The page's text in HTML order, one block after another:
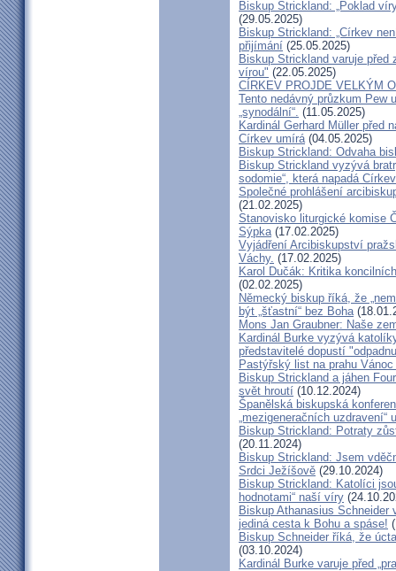
Biskup Strickland: „Poklad
(29.05.2025)
Biskup Strickland: „Církev
přijímání (25.05.2025)
Biskup Strickland varuje
vírou" (22.05.2025)
CÍRKEV PROJDE VELKÝM
Tento nedávný průzkum Pew
„synodální“. (11.05.2025)
Kardinál Gerhard Müller před
Církev umírá(04.05.2025)
Biskup Strickland: Odvaha
Biskup Strickland vyzývá
sodomie“, která napadá Církev
Společné prohlášení
(21.02.2025)
Stanovisko liturgické komise
Sýpka(17.02.2025)
Vyjádření Arcibiskupství
Váchy. (17.02.2025)
Karol Dučák: Kritika
(02.02.2025)
Německý biskup říká, že
být „šťastní“ bez Boha
Mons Jan Graubner: Naše
Kardinál Burke vyzývá
představitelé dopustí
Pastýřský list na prahu
Biskup Strickland a jáhen
svět hroutí (10.12.2024)
Španělská biskupská
„mezigeneračních
Biskup Strickland: Potraty
(20.11.2024)
Biskup Strickland: Jsem
Srdci Ježíšově (29.10.2024)
Biskup Strickland: Katolíci
hodnotami“ naší víry
Biskup Athanasius
jediná cesta k Bohu a spáse!
Biskup Schneider říká, že
(03.10.2024)
Kardinál Burke varuje před